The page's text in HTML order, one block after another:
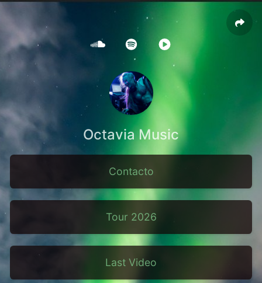
Octavia Music
Contacto
Tour 2026
Last Video